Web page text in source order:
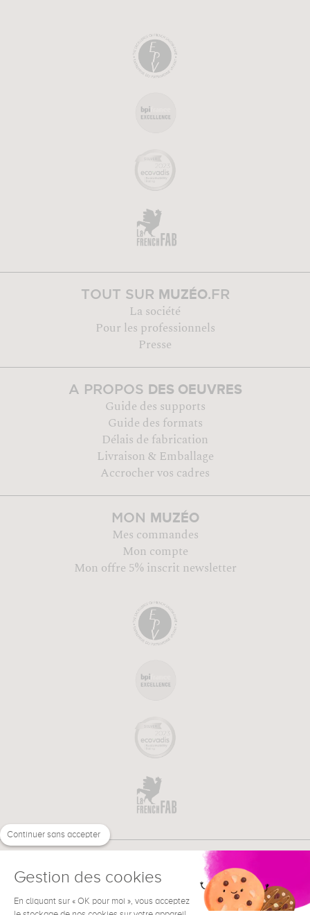
TOUT SUR MUZÉO.FR
La société
Pour les professionnels
Presse
A PROPOS DES OEUVRES
Guide des supports
Guide des formats
Délais de fabrication
Livraison & Emballage
Accrocher vos cadres
MON MUZÉO
Mes commandes
Mon compte
Mon offre 5% inscrit newsletter
Continuer sans accepter
Gestion des cookies
En cliquant sur « OK pour moi », vous acceptez